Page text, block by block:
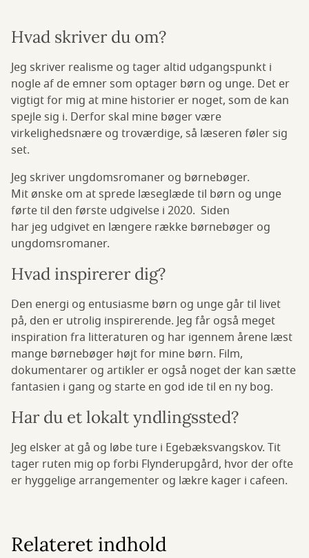
Hvad skriver du om?
Jeg skriver realisme og tager altid udgangspunkt i
nogle af de emner som optager børn og unge. Det er
vigtigt for mig at mine historier er noget, som de kan
spejle sig i. Derfor skal mine bøger være
virkelighedsnære og troværdige, så læseren føler sig
set.
Jeg skriver ungdomsromaner og børnebøger.
Mit ønske om at sprede læseglæde til børn og unge
førte til den første udgivelse i 2020. Siden
har jeg udgivet en længere række børnebøger og
ungdomsromaner.
Hvad inspirerer dig?
Den energi og entusiasme børn og unge går til livet
på, den er utrolig inspirerende. Jeg får også meget
inspiration fra litteraturen og har igennem årene læst
mange børnebøger højt for mine børn. Film,
dokumentarer og artikler er også noget der kan sætte
fantasien i gang og starte en god ide til en ny bog.
Har du et lokalt yndlingssted?
Jeg elsker at gå og løbe ture i Egebæksvangskov. Tit
tager ruten mig op forbi Flynderupgård, hvor der ofte
er hyggelige arrangementer og lækre kager i cafeen.
Relateret indhold